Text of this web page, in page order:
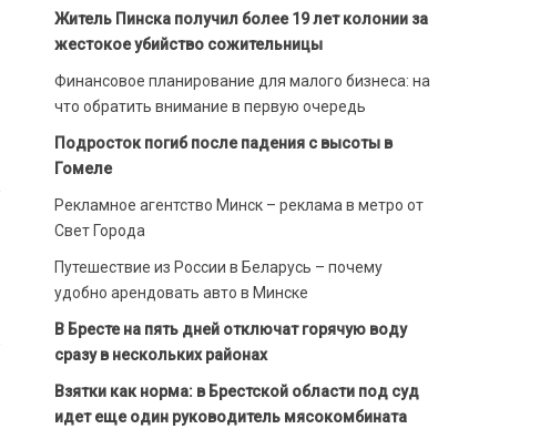
Житель Пинска получил более 19 лет колонии за
жестокое убийство сожительницы
Финансовое планирование для малого бизнеса: на
что обратить внимание в первую очередь
Подросток погиб после падения с высоты в
Гомеле
Рекламное агентство Минск – реклама в метро от
Свет Города
Путешествие из России в Беларусь – почему
удобно арендовать авто в Минске
В Бресте на пять дней отключат горячую воду
сразу в нескольких районах
Взятки как норма: в Брестской области под суд
идет еще один руководитель мясокомбината